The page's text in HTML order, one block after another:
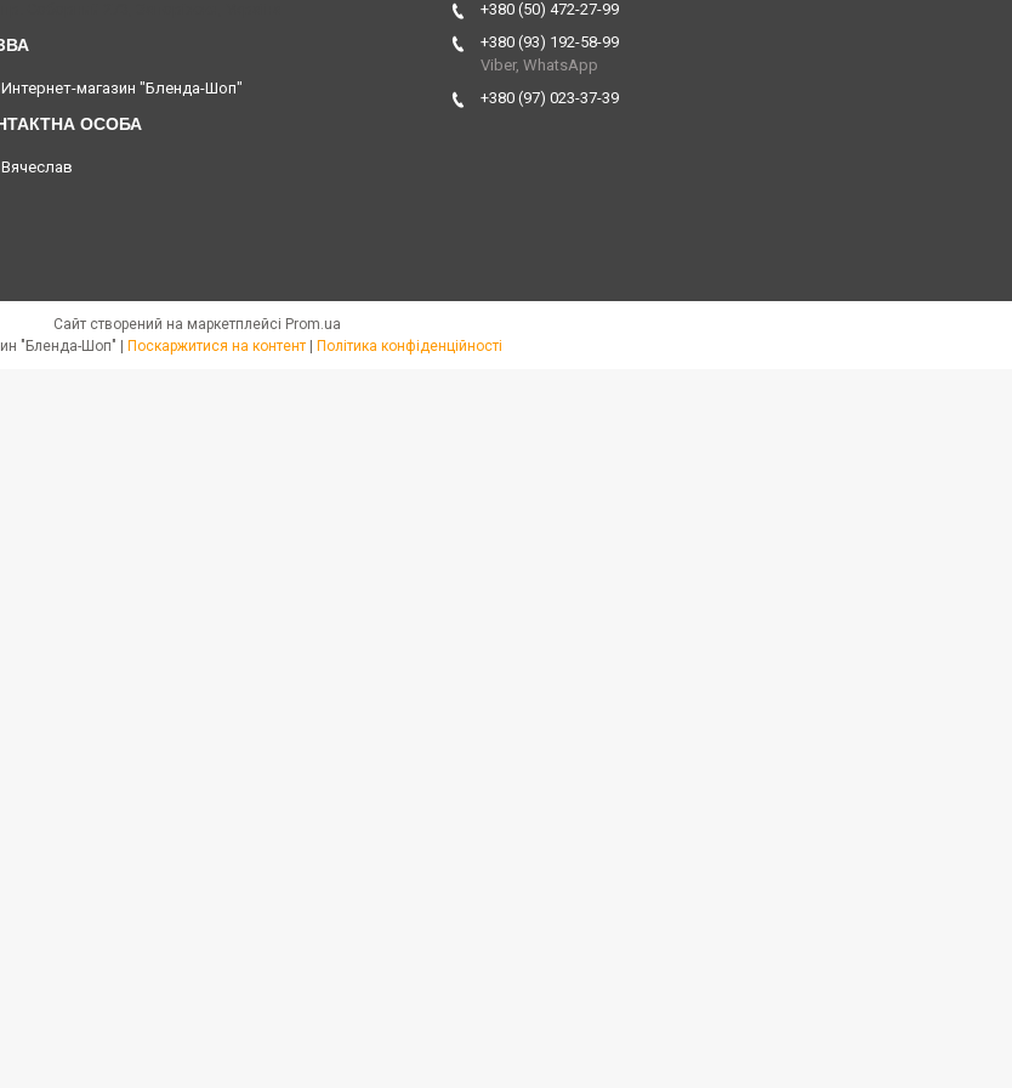
Интернет-магазин "Бленда-Шоп"
Вячеслав
+380 (50) 472-27-99
+380 (93) 192-58-99
Viber, WhatsApp
+380 (97) 023-37-39
Сайт створений на маркетплейсі Prom.ua
Интернет-магазин "Бленда-Шоп" | Поскаржитися на контент | Політика конфіденційності